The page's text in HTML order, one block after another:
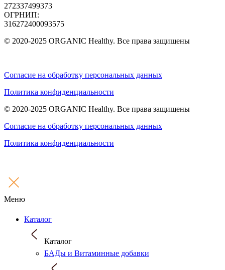
272337499373
ОГРНИП:
316272400093575
© 2020-2025 ORGANIC Healthy. Все права защищены
Согласие на обработку персональных данных
Политика конфиденциальности
© 2020-2025 ORGANIC Healthy. Все права защищены
Согласие на обработку персональных данных
Политика конфиденциальности
Меню
Каталог
Каталог
БАДы и Витаминные добавки